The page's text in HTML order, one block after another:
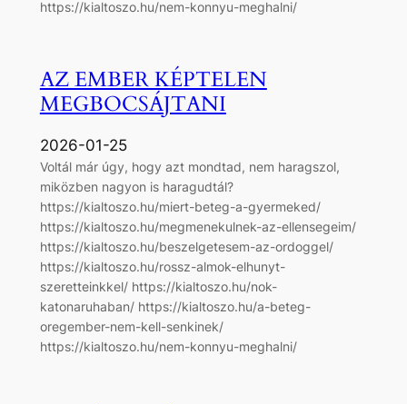
https://kialtoszo.hu/nem-konnyu-meghalni/
AZ EMBER KÉPTELEN
MEGBOCSÁJTANI
2026-01-25
Voltál már úgy, hogy azt mondtad, nem haragszol,
miközben nagyon is haragudtál?
https://kialtoszo.hu/miert-beteg-a-gyermeked/
https://kialtoszo.hu/megmenekulnek-az-ellensegeim/
https://kialtoszo.hu/beszelgetesem-az-ordoggel/
https://kialtoszo.hu/rossz-almok-elhunyt-
szeretteinkkel/ https://kialtoszo.hu/nok-
katonaruhaban/ https://kialtoszo.hu/a-beteg-
oregember-nem-kell-senkinek/
https://kialtoszo.hu/nem-konnyu-meghalni/